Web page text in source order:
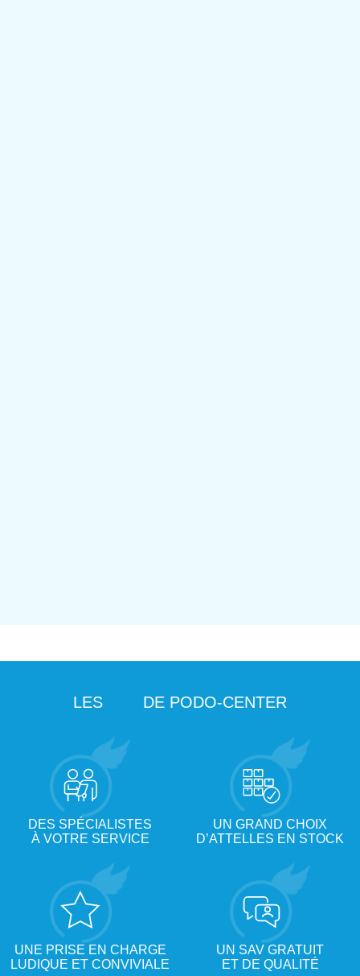
LES DE PODO-CENTER
DES SPÉCIALISTES
À VOTRE SERVICE
UN GRAND CHOIX
D’ATTELLES EN STOCK
UNE PRISE EN CHARGE
LUDIQUE ET CONVIVIALE
UN SAV GRATUIT
ET DE QUALITÉ